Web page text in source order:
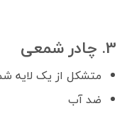
3. چادر شمعی
متشکل از یک لایه
ضد آب